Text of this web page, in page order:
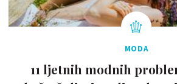
MODA
11 ljetnih modnih